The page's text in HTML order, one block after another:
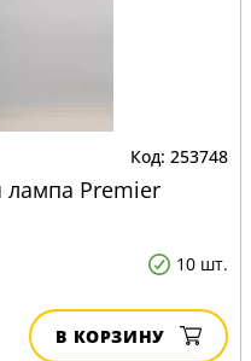
253748
лампа Premier
10 шт.
В КОРЗИНУ